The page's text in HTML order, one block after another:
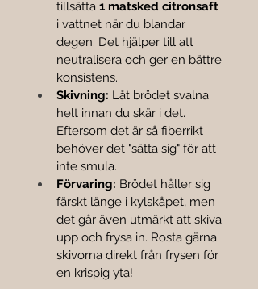
tillsätta 1 matsked citronsaft
i vattnet när du blandar
degen. Det hjälper till att
neutralisera och ger en bättre
konsistens.
Skivning: Låt brödet svalna
helt innan du skär i det.
Eftersom det är så fiberrikt
behöver det "sätta sig" för att
inte smula.
Förvaring: Brödet håller sig
färskt länge i kylskåpet, men
det går även utmärkt att skiva
upp och frysa in. Rosta gärna
skivorna direkt från frysen för
en krispig yta!